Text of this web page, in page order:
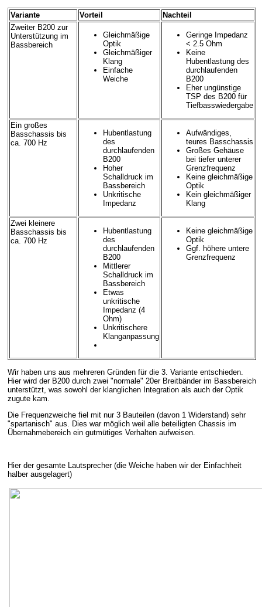
Variante Vorteil
Nachteil
Zweiter B200 zur
Unterstützung im
Bassbereich
Gleichmäßige
Optik
Gleichmäßiger
Klang
Einfache
Weiche
Geringe Impedanz
< 2.5 Ohm
Keine
Hubentlastung des
durchlaufenden
B200
Eher ungünstige
TSP des B200 für
Tiefbasswiedergabe
Ein großes
Basschassis bis
ca. 700 Hz
Hubentlastung
des
durchlaufenden
B200
Hoher
Schalldruck im
Bassbereich
Unkritische
Impedanz
Aufwändiges,
teures Basschassis
Großes Gehäuse
bei tiefer unterer
Grenzfrequenz
Keine gleichmäßige
Optik
Kein gleichmäßiger
Klang
Zwei kleinere
Basschassis bis
ca. 700 Hz
Hubentlastung
des
durchlaufenden
B200
Mittlerer
Schalldruck im
Bassbereich
Etwas
unkritische
Impedanz (4
Ohm)
Unkritischere
Klanganpassung
Keine gleichmäßige
Optik
Ggf. höhere untere
Grenzfrequenz
Wir haben uns aus mehreren Gründen für die 3. Variante entschieden.
Hier wird der B200 durch zwei "normale" 20er Breitbänder im Bassbereich
unterstützt, was sowohl der klanglichen Integration als auch der Optik
zugute kam.
Die Frequenzweiche fiel mit nur 3 Bauteilen (davon 1 Widerstand) sehr
"spartanisch" aus. Dies war möglich weil alle beteiligten Chassis im
Übernahmebereich ein gutmütiges Verhalten aufweisen.
Hier der gesamte Lautsprecher (die Weiche haben wir der Einfachheit
halber ausgelagert)